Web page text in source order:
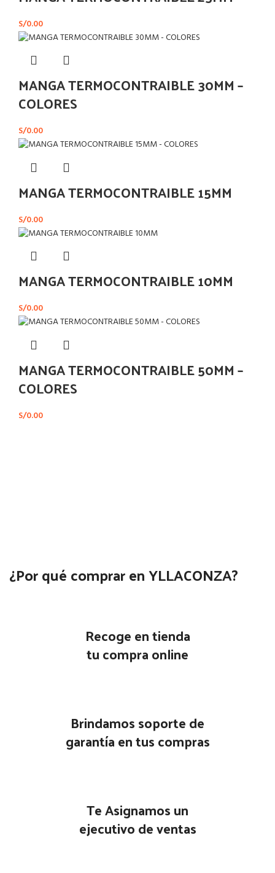
S/0.00
MANGA TERMOCONTRAIBLE 30MM –
COLORES
S/0.00
MANGA TERMOCONTRAIBLE 15MM
S/0.00
MANGA TERMOCONTRAIBLE 10MM
S/0.00
MANGA TERMOCONTRAIBLE 50MM –
COLORES
S/0.00
¿Por qué comprar en YLLACONZA?
Recoge en tienda
tu compra online
Brindamos soporte de
garantía en tus compras
Te Asignamos un
ejecutivo de ventas